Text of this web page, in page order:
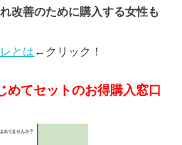
改善のために購入する女性も
とは ←クリック！
てセットのお得購入窓口